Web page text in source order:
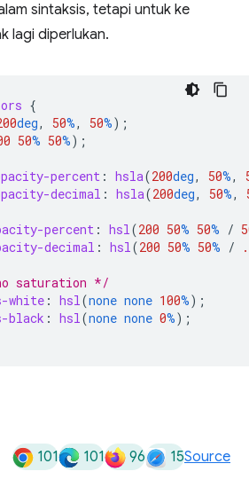
sintaksis, tetapi untuk ke
lagi diperlukan.
{
deg, 50%, 50%);
50% 50%);
percent : hsla(200deg, 50%,
decimal : hsla(200deg, 50%,
percent : hsl(200 50% 50% /
decimal : hsl(200 50% 50% /
saturation */
white : hsl(none none 100%);
black : hsl(none none 0%);
101 101 96 15Source